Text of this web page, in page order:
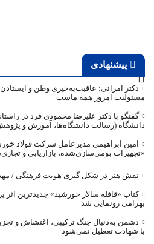
پیشنهادی
دکتر امرائی: عاقبت‌به‌خیری وطن و
مسئولیت امروز همه ماست
گفتگو با دکتر علیرضا محمودی فرد در
دانشگاه (رسالت دانشگاه‌ها، آموزش و
امین ابراهیمی مدیرعامل شرکت فولاد
«تجهیزات بومی‌سازی‌شده، بازاریابی و
نقش هنر در شکل گیری هویت فرهنگی /
کتاب «قافله‌ سالار خورشید» جدیدترین اثر
بهرامی رونمایی شد
دشمن به‌دنبال جنگ ترکیبی، اغتشاش و
با شهادت تعطیل نمی‌شود